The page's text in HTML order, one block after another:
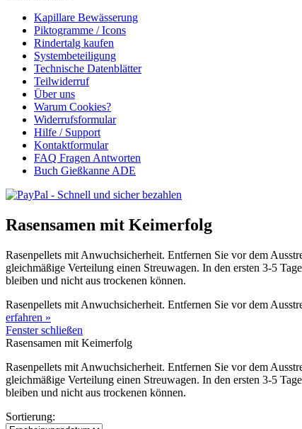
Kapillare Bewässerung
Piktogramme / Icons
Rindertalg kaufen
Systembeteiligung
Technische Datenblätter
Teilwiderruf
Über uns
Warum Cookies?
Widerrufsformular
Hilfe / Support
Kontaktformular
FAQ Fragen Antworten
Buch Gießkanne ADE
Rasensamen mit Keimerfolg
Rasenpellets mit Anwuchsicherheit. Entfernen Sie vor dem
gleichmäßige Verteilung einen Streuwagen. In den ersten 3-5
bleiben und nicht aus trockenen können.
Rasenpellets mit Anwuchsicherheit. Entfernen Sie vor dem
erfahren »
Fenster schließen
Rasensamen mit Keimerfolg
Rasenpellets mit Anwuchsicherheit. Entfernen Sie vor dem
gleichmäßige Verteilung einen Streuwagen. In den ersten 3-5
bleiben und nicht aus trockenen können.
Sortierung: